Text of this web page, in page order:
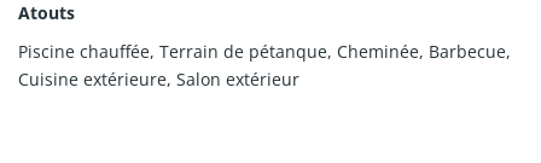
Atouts
Piscine chauffée, Terrain de pétanque, Cheminée, Barbecue,
Cuisine extérieure, Salon extérieur